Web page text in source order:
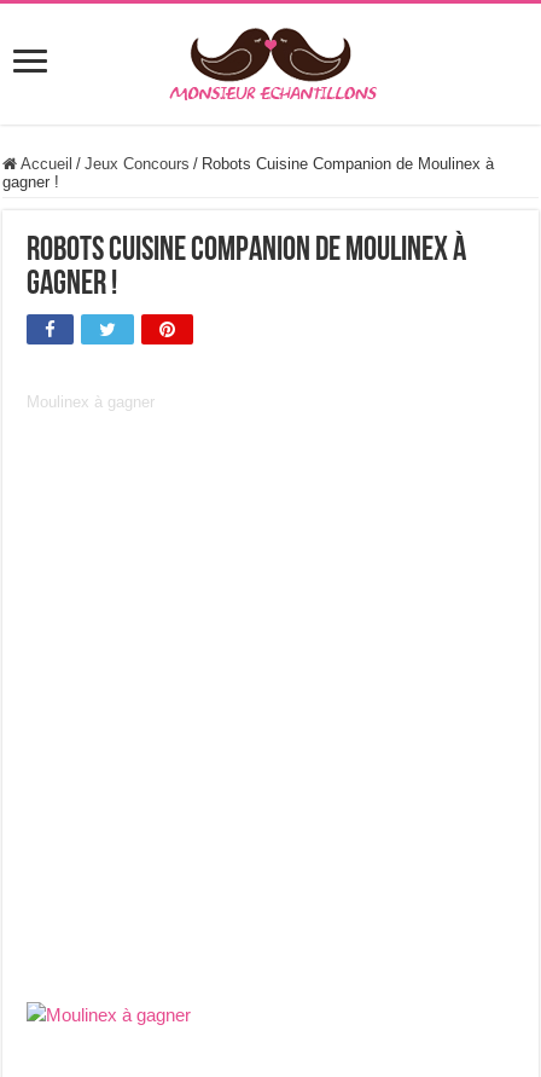
Accueil / Jeux Concours / Robots Cuisine Companion de Moulinex à
gagner !
Robots Cuisine Companion de Moulinex à
gagner !
Moulinex à gagner